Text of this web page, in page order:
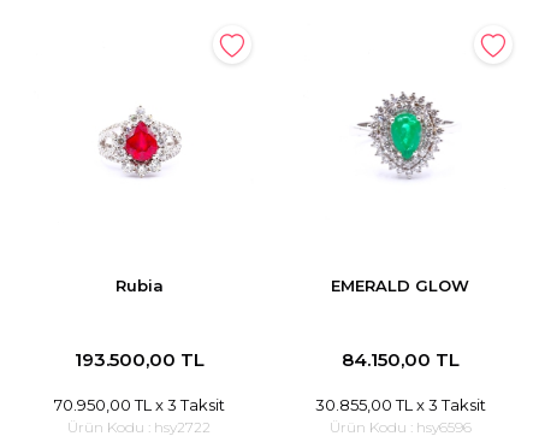
Rubia
193.500,00 TL
70.950,00 TL x 3 Taksit
Ürün Kodu : hsy2722
EMERALD GLOW
84.150,00 TL
30.855,00 TL x 3 Taksit
Ürün Kodu : hsy6596